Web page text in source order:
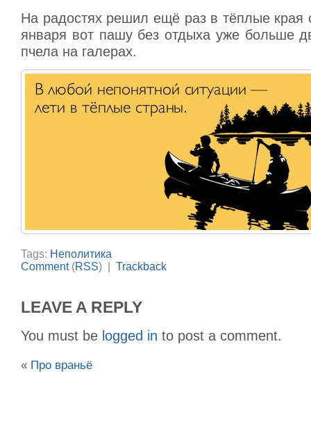
На радостях решил ещё раз в тёплые края
января вот пашу без отдыха уже больше
пчела на галерах.
Tags: Неполитика
Comment(RSS) | Trackback
LEAVE A REPLY
You must be logged in to post a comment.
« Про враньё